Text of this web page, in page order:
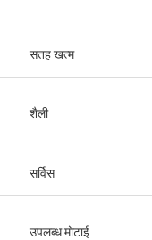
सतह खत्म
शैली
सर्विस
उपलब्ध मोटाई